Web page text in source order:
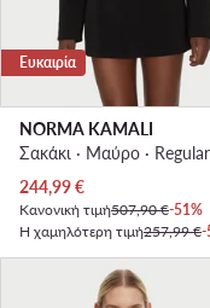
Ευκαιρία
NORMA KAMALI
Σακάκι · Μαύρο ·
Τρέχουσα τιμή
244,99€
Κανονική τιμή507,90 €-51%
Η χαμηλότερη τιμή257,99 €-